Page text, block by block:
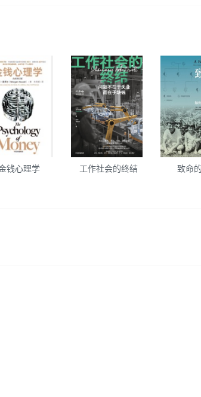
钱心理学 工作社会的终结 致命